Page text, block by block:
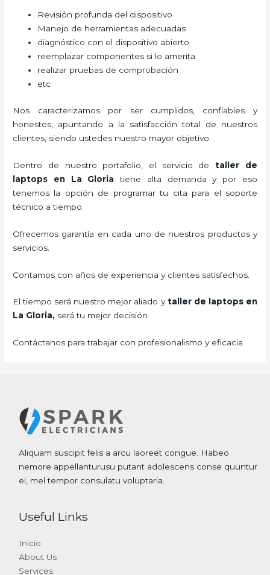
Revisión profunda del dispositivo
Manejo de herramientas adecuadas
diagnóstico con el dispositivo abierto
reemplazar componentes si lo amerita
realizar pruebas de comprobación
etc
Nos caracterizamos por ser cumplidos, confiables y
honestos, apuntando a la satisfacción total de nuestros
clientes, siendo ustedes nuestro mayor objetivo.
Dentro de nuestro portafolio, el servicio detaller de
laptops
en La Gloria tiene alta demanda y por eso
tenemos la opción de programar tu cita para el soporte
técnico a tiempo.
Ofrecemos garantía en cada uno de nuestros productos y
servicios.
Contamos con años de experiencia y clientes satisfechos.
El tiempo será nuestro mejor aliado ytaller de laptopsen
La Gloria, será tu mejor decisión.
Contáctanos para trabajar con profesionalismo y eficacia.
Aliquam suscipit felis a arcu laoreet congue. Habeo
nemore appellanturusu putant adolescens conse quuntur
ei, mel tempor consulatu voluptaria.
Useful Links
Inicio
About Us
Services